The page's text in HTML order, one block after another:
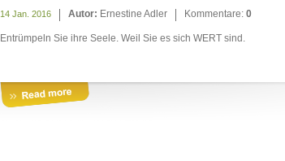
14 Jan. 2016 Autor: Ernestine Adler Kommentare: 0
Entrümpeln Sie ihre Seele. Weil Sie es sich WERT sind.